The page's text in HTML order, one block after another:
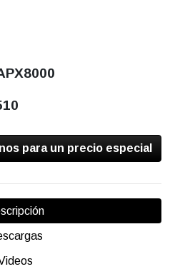
para un precio especial